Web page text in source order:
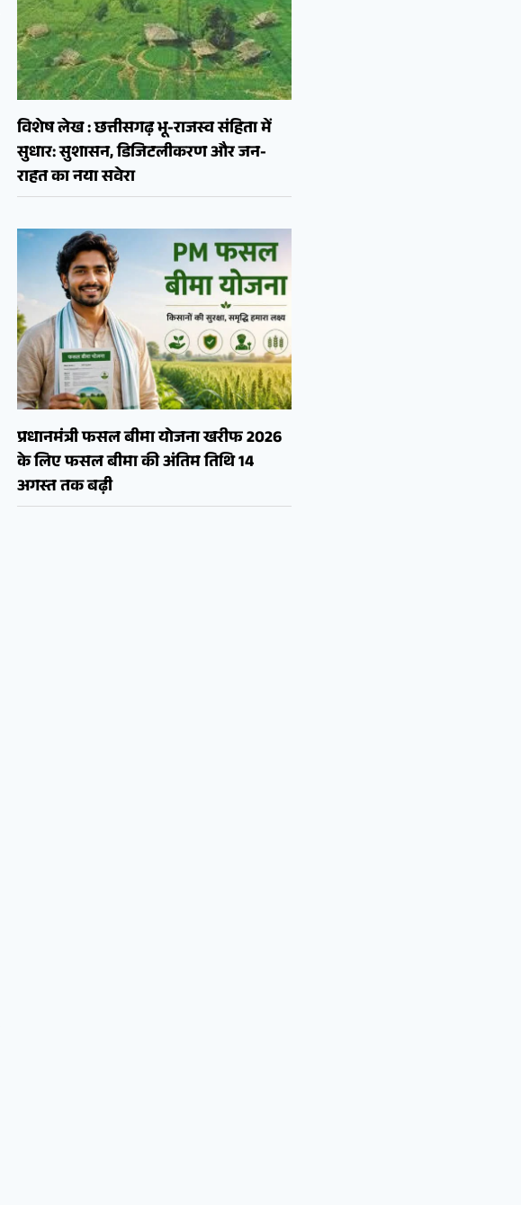
विशेष लेख : छत्तीसगढ़ भू-राजस्व संहिता में
सुधार: सुशासन, डिजिटलीकरण और जन-
राहत का नया सवेरा
प्रधानमंत्री फसल बीमा योजना खरीफ 2026
के लिए फसल बीमा की अंतिम तिथि 14
अगस्त तक बढ़ी